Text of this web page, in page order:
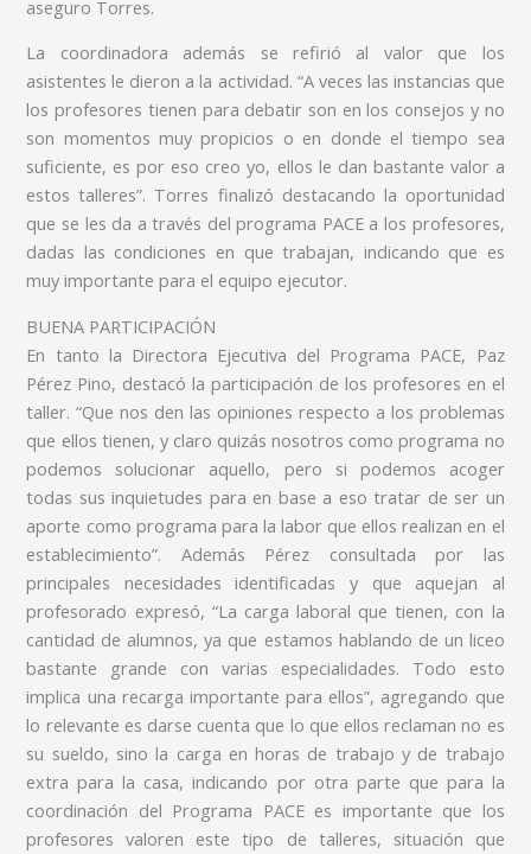
aseguro Torres.
La coordinadora además se refirió al valor que los
asistentes le dieron a la actividad. “A veces las instancias que
los profesores tienen para debatir son en los consejos y no
son momentos muy propicios o en donde el tiempo sea
suficiente, es por eso creo yo, ellos le dan bastante valor a
estos talleres”. Torres finalizó destacando la oportunidad
que se les da a través del programa PACE a los profesores,
dadas las condiciones en que trabajan, indicando que es
muy importante para el equipo ejecutor.
BUENA PARTICIPACIÓN
En tanto la Directora Ejecutiva del Programa PACE, Paz
Pérez Pino, destacó la participación de los profesores en el
taller. “Que nos den las opiniones respecto a los problemas
que ellos tienen, y claro quizás nosotros como programa no
podemos solucionar aquello, pero si podemos acoger
todas sus inquietudes para en base a eso tratar de ser un
aporte como programa para la labor que ellos realizan en el
establecimiento”. Además Pérez consultada por las
principales necesidades identificadas y que aquejan al
profesorado expresó, “La carga laboral que tienen, con la
cantidad de alumnos, ya que estamos hablando de un liceo
bastante grande con varias especialidades. Todo esto
implica una recarga importante para ellos”, agregando que
lo relevante es darse cuenta que lo que ellos reclaman no es
su sueldo, sino la carga en horas de trabajo y de trabajo
extra para la casa, indicando por otra parte que para la
coordinación del Programa PACE es importante que los
profesores valoren este tipo de talleres, situación que